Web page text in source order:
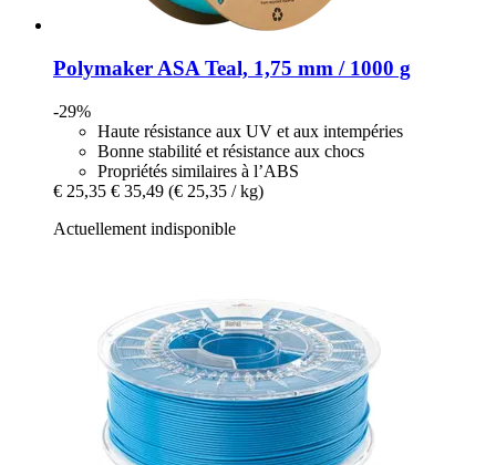
Polymaker ASA Teal, 1,75 mm / 1000 g
-29%
Haute résistance aux UV et aux intempéries
Bonne stabilité et résistance aux chocs
Propriétés similaires à l’ABS
€ 25,35 € 35,49 (€ 25,35 / kg)
Actuellement indisponible